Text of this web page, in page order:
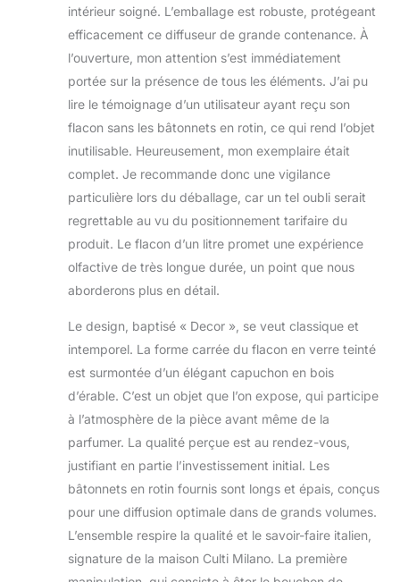
intérieur soigné. L’emballage est robuste, protégeant
efficacement ce diffuseur de grande contenance. À
l’ouverture, mon attention s’est immédiatement
portée sur la présence de tous les éléments. J’ai pu
lire le témoignage d’un utilisateur ayant reçu son
flacon sans les bâtonnets en rotin, ce qui rend l’objet
inutilisable. Heureusement, mon exemplaire était
complet. Je recommande donc une vigilance
particulière lors du déballage, car un tel oubli serait
regrettable au vu du positionnement tarifaire du
produit. Le flacon d’un litre promet une expérience
olfactive de très longue durée, un point que nous
aborderons plus en détail.
Le design, baptisé « Decor », se veut classique et
intemporel. La forme carrée du flacon en verre teinté
est surmontée d’un élégant capuchon en bois
d’érable. C’est un objet que l’on expose, qui participe
à l’atmosphère de la pièce avant même de la
parfumer. La qualité perçue est au rendez-vous,
justifiant en partie l’investissement initial. Les
bâtonnets en rotin fournis sont longs et épais, conçus
pour une diffusion optimale dans de grands volumes.
L’ensemble respire la qualité et le savoir-faire italien,
signature de la maison Culti Milano. La première